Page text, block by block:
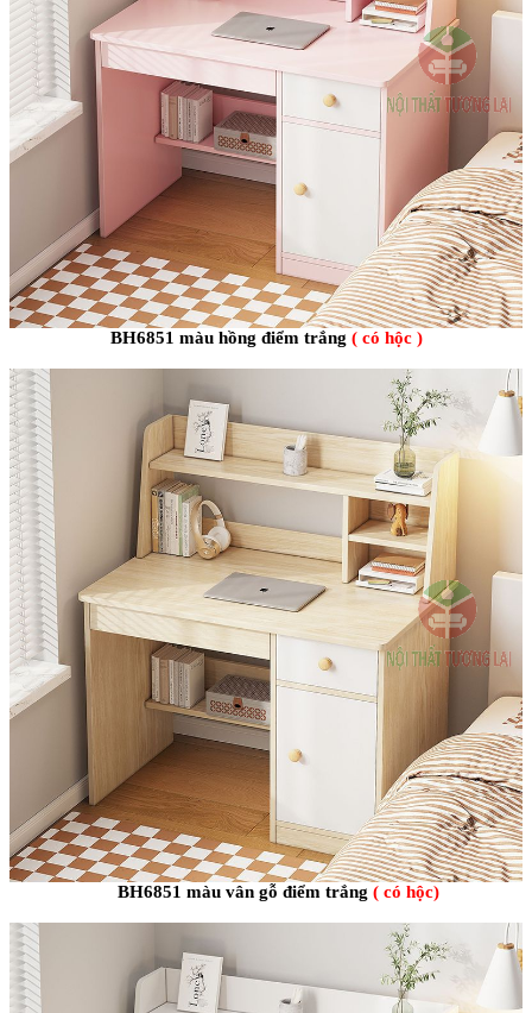
BH6851 màu hồng điểm trắng ( có hộc )
BH6851 màu vân gỗ điểm trắng ( có hộc)